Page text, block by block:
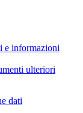
e informazioni
ulteriori
dati